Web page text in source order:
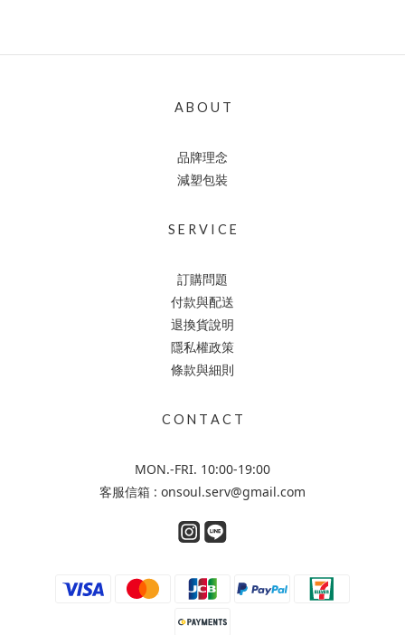
A B O U T
品牌理念
減塑包裝
S E R V I C E
訂購問題
付款與配送
退換貨說明
隱私權政策
條款與細則
C O N T A C T
MON.-FRI. 10:00-19:00
客服信箱 : onsoul.serv@gmail.com